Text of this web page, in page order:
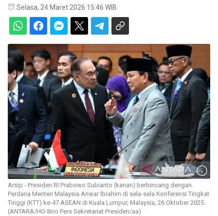
Selasa, 24 Maret 2026 15:46 WIB
Arsip - Presiden RI Prabowo Subianto (kanan) berbincang dengan
Perdana Menteri Malaysia Anwar Ibrahim di sela-sela Konferensi Tingkat
Tinggi (KTT) ke-47 ASEAN di Kuala Lumpur, Malaysia, 26 Oktober 2025.
(ANTARA/HO-Biro Pers Sekretariat Presiden/aa)